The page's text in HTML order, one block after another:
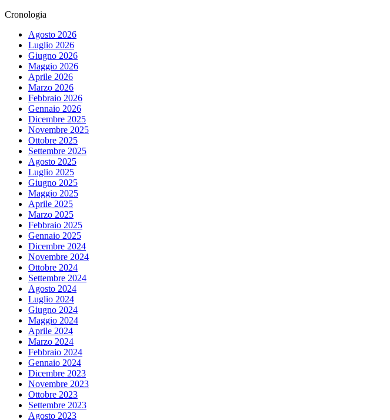
Cronologia
Agosto 2026
Luglio 2026
Giugno 2026
Maggio 2026
Aprile 2026
Marzo 2026
Febbraio 2026
Gennaio 2026
Dicembre 2025
Novembre 2025
Ottobre 2025
Settembre 2025
Agosto 2025
Luglio 2025
Giugno 2025
Maggio 2025
Aprile 2025
Marzo 2025
Febbraio 2025
Gennaio 2025
Dicembre 2024
Novembre 2024
Ottobre 2024
Settembre 2024
Agosto 2024
Luglio 2024
Giugno 2024
Maggio 2024
Aprile 2024
Marzo 2024
Febbraio 2024
Gennaio 2024
Dicembre 2023
Novembre 2023
Ottobre 2023
Settembre 2023
Agosto 2023